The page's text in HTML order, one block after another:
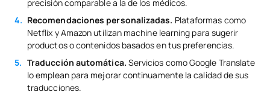
precisión comparable a la de los médicos.
Recomendaciones personalizadas. Plataformas como
Netflix y Amazon utilizan machine learning para sugerir
productos o contenidos basados en tus preferencias.
Traducción automática. Servicios como Google Translate
lo emplean para mejorar continuamente la calidad de sus
traducciones.